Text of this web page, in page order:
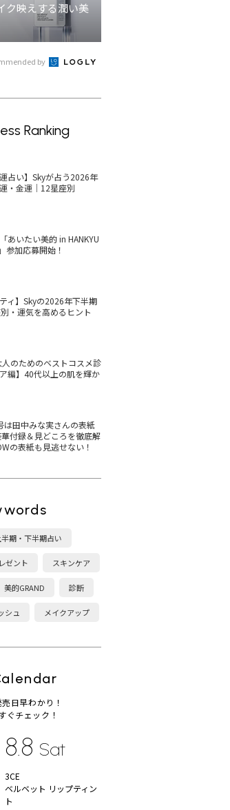
ク映えする潤い美
by
Ranking
運占い】Skyが占う2026年
・金運｜12星座別
あいたい美的 in HANKYU
参加応募開始！
ィ】Skyの2026年下半期
・運気を高めるヒント
のためのベストコスメ診
編】40代以上の肌を輝か
は田中みな実さんの表紙
付録＆見どころを徹底解
の表紙も見逃せない！
期・下半期占い
ゼント スキンケア
美的GRAND 診断
シュ メイクアップ
日早わかり！
ぐチェック！
8.8 Sat
3CE
ベルベット リップティン
ト